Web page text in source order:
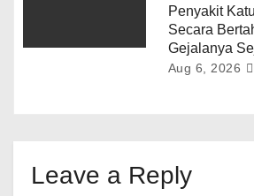
Penyakit
Secara
Gejalanya
Aug 6, 2026
Leave a Reply